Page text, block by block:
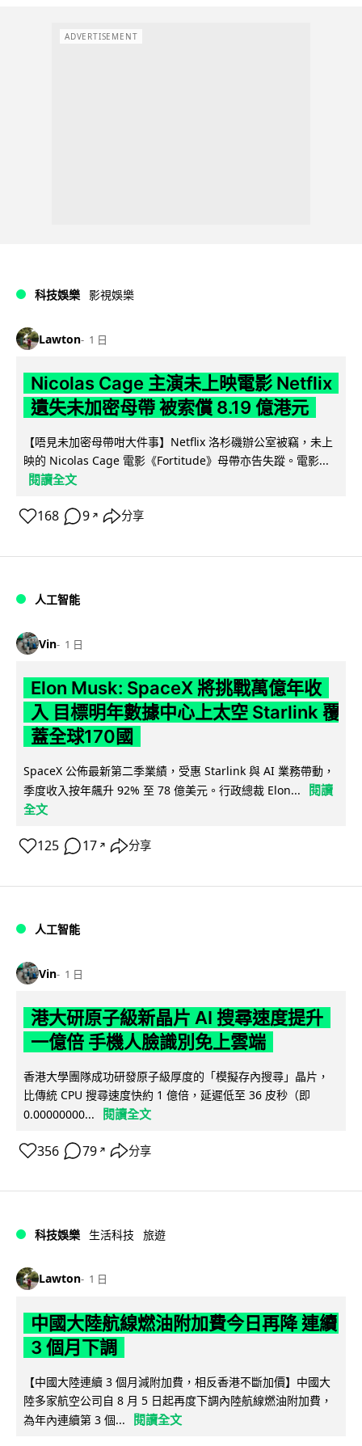
ADVERTISEMENT
科技娛樂 影視娛樂
Lawton 1 日
Nicolas Cage 主演未上映電影 Netflix
遺失未加密母帶 被索償 8.19 億港元
【唔見未加密母帶咁大件事】Netflix 洛杉磯辦公室被竊，未上
映的 Nicolas Cage 電影《Fortitude》母帶亦告失蹤。電影...
閱讀全文
168 9 ↗ 分享
人工智能
Vin 1 日
Elon Musk: SpaceX 將挑戰萬億年收
入 目標明年數據中心上太空 Starlink 覆
蓋全球170國
SpaceX 公佈最新第二季業績，受惠 Starlink 與 AI 業務帶動，
季度收入按年飆升 92% 至 78 億美元。行政總裁 Elon...
閱讀
全文
125 17 ↗ 分享
人工智能
Vin 1 日
港大研原子級新晶片 AI 搜尋速度提升
一億倍 手機人臉識別免上雲端
香港大學團隊成功研發原子級厚度的「模擬存內搜尋」晶片，
比傳統 CPU 搜尋速度快約 1 億倍，延遲低至 36 皮秒（即
0.00000000...
閱讀全文
356 79 ↗ 分享
科技娛樂 生活科技 旅遊
Lawton 1 日
中國大陸航線燃油附加費今日再降 連續
3 個月下調
【中國大陸連續 3 個月減附加費，相反香港不斷加價】中國大
陸多家航空公司自 8 月 5 日起再度下調內陸航線燃油附加費，
為年內連續第 3 個...
閱讀全文